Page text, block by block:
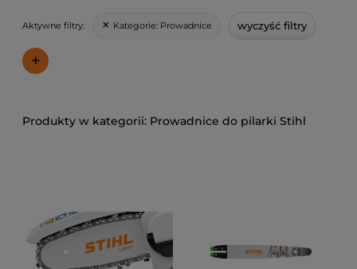
Aktywne filtry: Kategorie: Prowadnice wyczyść filtry
+
Prowadnice do pilarki Stihl